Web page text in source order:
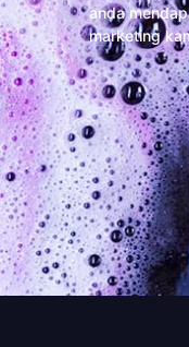
anda
marketing